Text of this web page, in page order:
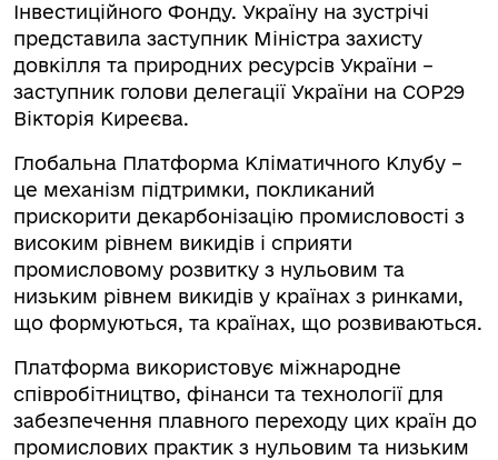
Інвестиційного Фонду. Україну на зустрічі
представила заступник Міністра захисту
довкілля та природних ресурсів України –
заступник голови делегації України на COP29
Вікторія Киреєва.
Глобальна Платформа Кліматичного Клубу –
це механізм підтримки, покликаний
прискорити декарбонізацію промисловості з
високим рівнем викидів і сприяти
промисловому розвитку з нульовим та
низьким рівнем викидів у країнах з ринками,
що формуються, та країнах, що розвиваються.
Платформа використовує міжнародне
співробітництво, фінанси та технології для
забезпечення плавного переходу цих країн до
промислових практик з нульовим та низьким